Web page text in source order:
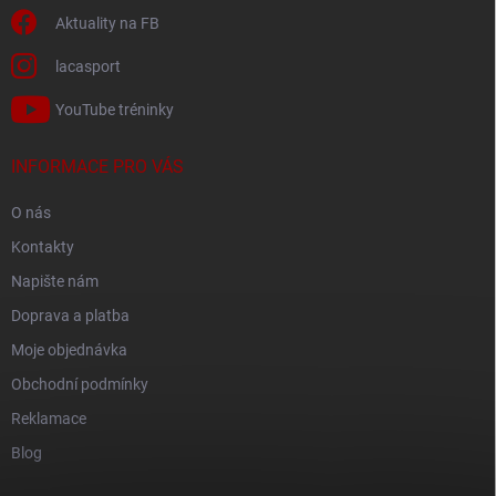
Aktuality na FB
lacasport
YouTube tréninky
INFORMACE PRO VÁS
O nás
Kontakty
Napište nám
Doprava a platba
Moje objednávka
Obchodní podmínky
Reklamace
Blog